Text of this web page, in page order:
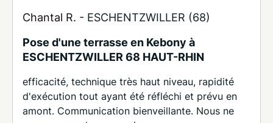
Chantal R. - ESCHENTZWILLER (68)
Pose d'une terrasse en Kebony à
ESCHENTZWILLER 68 HAUT-RHIN
efficacité, technique très haut niveau, rapidité
d'exécution tout ayant été réfléchi et prévu en
amont. Communication bienveillante. Nous ne